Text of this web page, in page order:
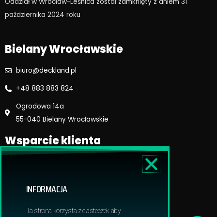
października 2024 roku​
Bielany Wrocławskie
biuro@deckland.pl
+48 883 883 824
Ogrodowa 14a
55-040 Bielany Wrocławskie
Wsparcie klienta
Dostawa i płatność
Obowiązek informacyjny RODO
INFORMACJA
Ta strona korzysta z ciasteczek aby